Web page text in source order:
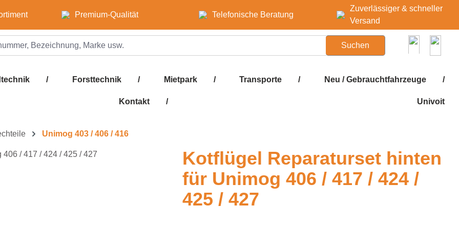
Premium-Qualität Telefonische Beratung
Zuverlässiger & schneller
Versand
Suchen
/ Forsttechnik / Mietpark / Transporte / Neu / Gebrauchtfahrzeuge /
Kontakt / Univoit
Unimog 403 / 406 / 416
Kotflügel Reparaturset hinten
für Unimog 406 / 417 / 424 /
425 / 427